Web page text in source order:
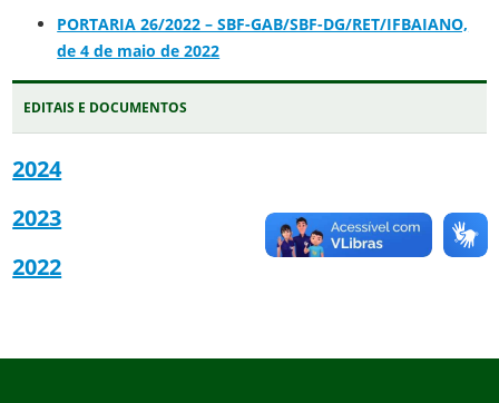
PORTARIA 26/2022 – SBF-GAB/SBF-DG/RET/IFBAIANO,
de 4 de maio de 2022
EDITAIS E DOCUMENTOS
2024
2023
2022